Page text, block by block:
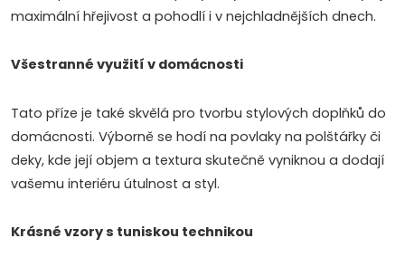
a
e
p
r
v
maximální hřejivost a pohodlí i v nejchladnějších dnech.
Všestranné využití v domácnosti
Tato příze je také skvělá pro tvorbu stylových doplňků do
domácnosti. Výborně se hodí na povlaky na polštářky či
deky, kde její objem a textura skutečně vyniknou a dodají
vašemu interiéru útulnost a styl.
Krásné vzory s tuniskou technikou